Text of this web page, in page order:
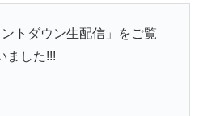
トダウン生配信」をご覧
ました!!!